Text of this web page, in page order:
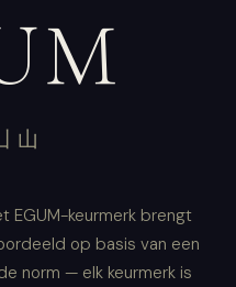
山
EGUM-keurmerk brengt
op basis van een
norm — elk keurmerk is